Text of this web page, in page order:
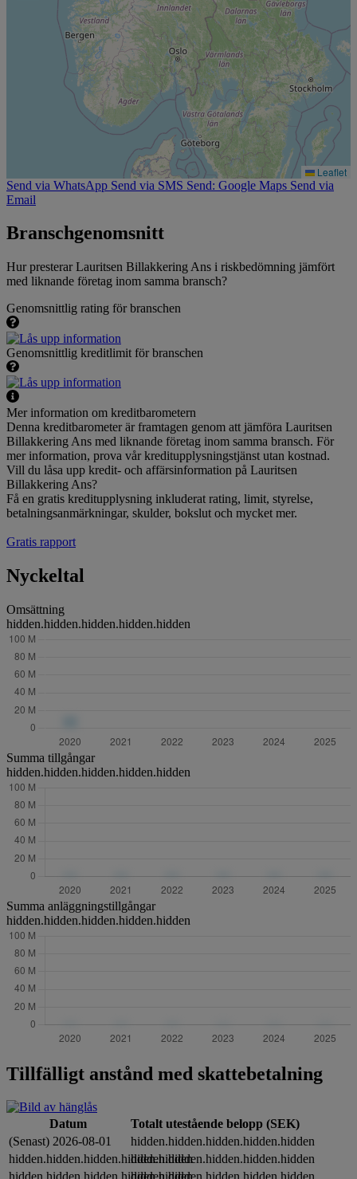
Leaflet
Send via WhatsApp Send via SMS Send: Google Maps Send via
Email
Branschgenomsnitt
Hur presterar Lauritsen Billakkering Ans i riskbedömning jämfört
med liknande företag inom samma bransch?
Genomsnittlig rating för branschen
Genomsnittlig kreditlimit för branschen
Mer information om kreditbarometern
Denna kreditbarometer är framtagen genom att jämföra Lauritsen
Billakkering Ans med liknande företag inom samma bransch. För
mer information, prova vår kreditupplysningstjänst utan kostnad.
Vill du låsa upp kredit- och affärsinformation på Lauritsen
Billakkering Ans?
Få en gratis kreditupplysning inkluderat rating, limit, styrelse,
betalningsanmärkningar, skulder, bokslut och mycket mer.
Gratis rapport
Nyckeltal
Omsättning
hidden.hidden.hidden.hidden.hidden
Summa tillgångar
hidden.hidden.hidden.hidden.hidden
Summa anläggningstillgångar
hidden.hidden.hidden.hidden.hidden
Tillfälligt anstånd med skattebetalning
Datum
Totalt utestående belopp (SEK)
(Senast) 2026-08-01
hidden.hidden.hidden.hidden.hidden
hidden.hidden.hidden.hidden.hiddenhidden.hidden.hidden.hidden.hidden